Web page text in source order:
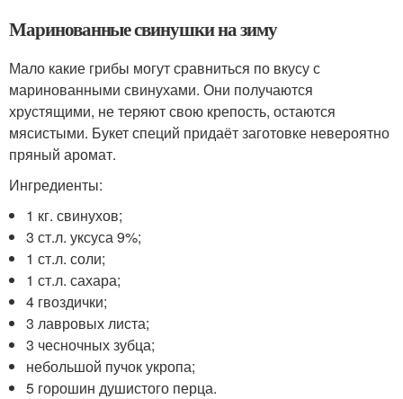
Маринованные свинушки на зиму
Мало какие грибы могут сравниться по вкусу с
маринованными свинухами. Они получаются
хрустящими, не теряют свою крепость, остаются
мясистыми. Букет специй придаёт заготовке невероятно
пряный аромат.
Ингредиенты:
1 кг. свинухов;
3 ст.л. уксуса 9%;
1 ст.л. соли;
1 ст.л. сахара;
4 гвоздички;
3 лавровых листа;
3 чесночных зубца;
небольшой пучок укропа;
5 горошин душистого перца.